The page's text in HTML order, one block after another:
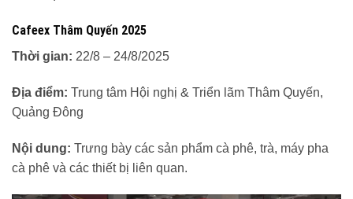
Cafeex Thâm Quyến 2025
Thời gian: 22/8 – 24/8/2025
Địa điểm: Trung tâm Hội nghị & Triển lãm Thâm Quyến,
Quảng Đông
Nội dung: Trưng bày các sản phẩm cà phê, trà, máy pha
cà phê và các thiết bị liên quan.